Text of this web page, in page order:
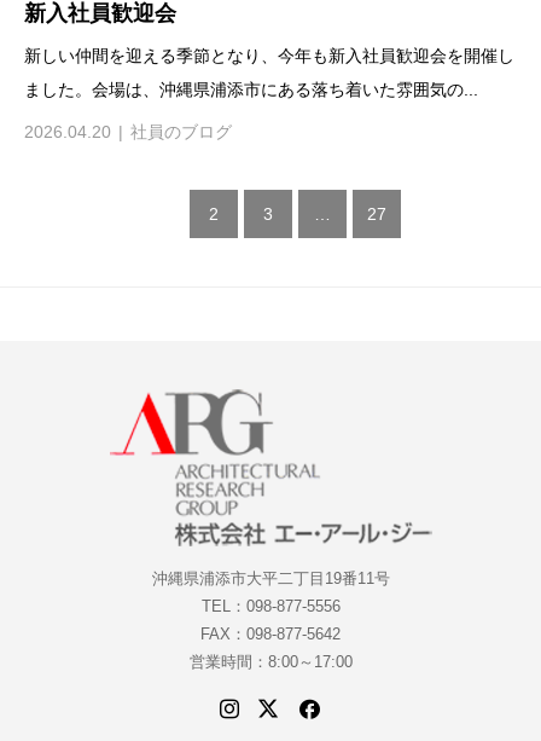
新入社員歓迎会
新しい仲間を迎える季節となり、今年も新入社員歓迎会を開催し
ました。会場は、沖縄県浦添市にある落ち着いた雰囲気の...
2026.04.20 社員のブログ
2 3 27
沖縄県浦添市大平二丁目19番11号
TEL：098-877-5556
FAX：098-877-5642
営業時間：8:00～17:00